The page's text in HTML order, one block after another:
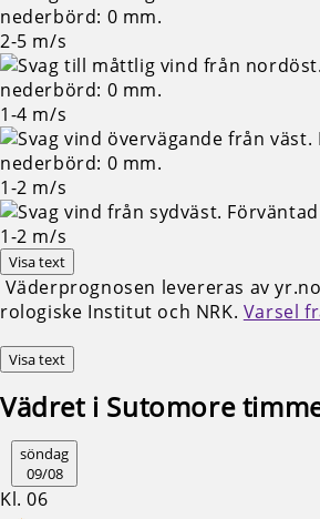
2-5 m/s
1-4 m/s
1-2 m/s
1-2 m/s
Visa text
Väderprognosen levereras av
rologiske Institut och NRK. Varsel
Visa text
Vädret i Sutomore
söndag
09/08
Kl. 06